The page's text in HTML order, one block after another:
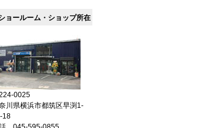
ョールーム・ショップ所在
0025
川県横浜市都筑区早渕1-
18